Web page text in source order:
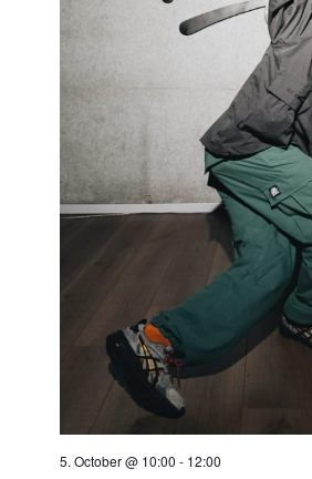
5. October @ 10:00 - 12:00